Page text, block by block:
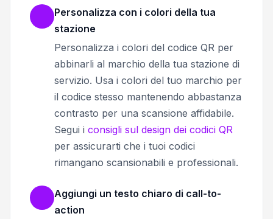
Personalizza con i colori della tua
stazione
Personalizza i colori del codice QR per
abbinarli al marchio della tua stazione di
servizio. Usa i colori del tuo marchio per
il codice stesso mantenendo abbastanza
contrasto per una scansione affidabile.
Segui i consigli sul design dei codici QR
per assicurarti che i tuoi codici
rimangano scansionabili e professionali.
Aggiungi un testo chiaro di call-to-
action